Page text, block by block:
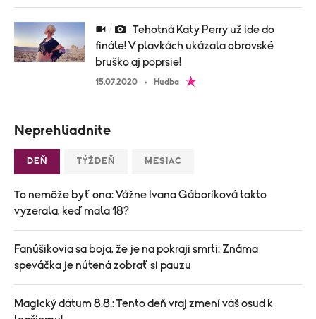
finále! V plavkách ukázala obrovské
bruško aj poprsie!
15.07.2020 Hudba
Neprehliadnite
DEŇ TÝŽDEŇ MESIAC
To nemôže byť ona: Vážne Ivana Gáboríková takto
vyzerala, keď mala 18?
Fanúšikovia sa boja, že je na pokraji smrti: Známa
speváčka je nútená zobrať si pauzu
Magický dátum 8.8.: Tento deň vraj zmení váš osud k